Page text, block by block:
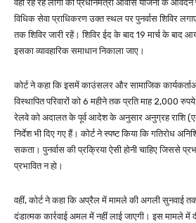
वहां रह रहे लोगों को प्रधानमंत्री आवास योजना के
विधिक सेवा प्राधिकरण उक्त स्थल पर पुनर्वास शिविर
तक शिविर जारी रहें। शिविर ईद के बाद 19 मार्च के बाद
इसका व्यावहारिक समाधान निकाला जाए।
कोर्ट ने कहा कि इसमें काउंसलर और सामाजिक
विस्थापित परिवारों को 6 महीने तक प्रति माह 2,000
रेलवे को अदालत के पूर्व आदेश के अनुसार अनुग्रह राशि
निर्देश भी दिए गए हैं। कोर्ट ने स्पष्ट किया कि गतिरोध
सकता। पुनर्वास की प्रक्रिया ऐसी होनी चाहिए जिससे
प्रभावित न हो।
वहीं, कोर्ट ने कहा कि अप्रैल में मामले की अगली सुनवाई
दंडात्मक कार्रवाई अमल में नहीं लाई जाएगी। इस मामले में